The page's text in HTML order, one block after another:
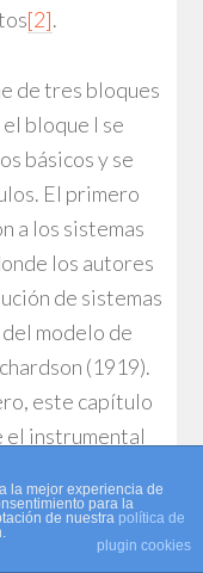
[2].
de tres bloques
bloque I se
básicos y se
El primero
a los sistemas
los autores
de sistemas
modelo de
(1919).
este capítulo
instrumental
resto del libro.
es el siguiente:
la mejor experiencia de
para la
de nuestra política de
plugin cookies